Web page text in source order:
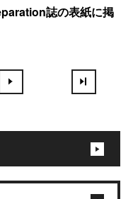
誌の表紙に掲